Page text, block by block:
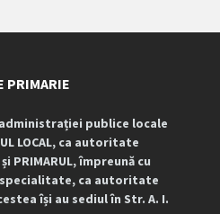
PRIMARIE
publice locale
LOCAL, ca autoritate
PRIMARUL, împreună cu
ca autoritate
își au sediul în Str. A. I.